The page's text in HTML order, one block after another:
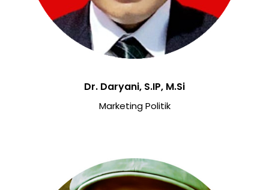
Dr. Daryani, S.IP, M.Si
Marketing Politik